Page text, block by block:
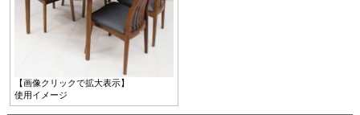
【画像クリックで拡大表示】
使用イメージ